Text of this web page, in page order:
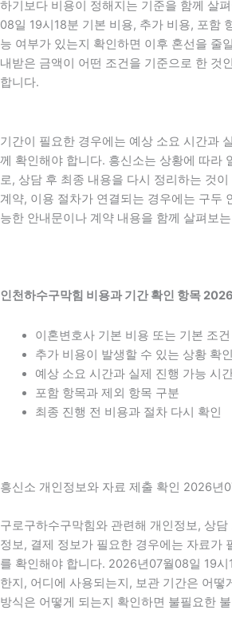
하기보다 비용이 정해지는 기준을 함께 살
08일 19시18분 기본 비용, 추가 비용, 포함
능 여부가 있는지 확인하면 이후 혼선을 줄
내받은 금액이 어떤 조건을 기준으로 한 것
합니다.
기간이 필요한 경우에는 예상 소요 시간과
께 확인해야 합니다. 흥신소는 상황에 따라
로, 상담 후 최종 내용을 다시 정리하는 것
계약, 이용 절차가 연결되는 경우에는 구두
능한 안내문이나 계약 내용을 함께 살펴보
인천하수구막힘 비용과 기간 확인 항목
이혼변호사 기본 비용 또는 기본 조건
추가 비용이 발생할 수 있는 상황 확인
예상 소요 시간과 실제 진행 가능 시
포함 항목과 제외 항목 구분
최종 진행 전 비용과 절차 다시 확인
흥신소 개인정보와 자료 제출 확인 2026년
구로구하수구막힘와 관련해 개인정보, 상
정보, 결제 정보가 필요한 경우에는 자료가
를 확인해야 합니다. 2026년07월08일 19시
한지, 어디에 사용되는지, 보관 기간은 어떻
방식은 어떻게 되는지 확인하면 불필요한